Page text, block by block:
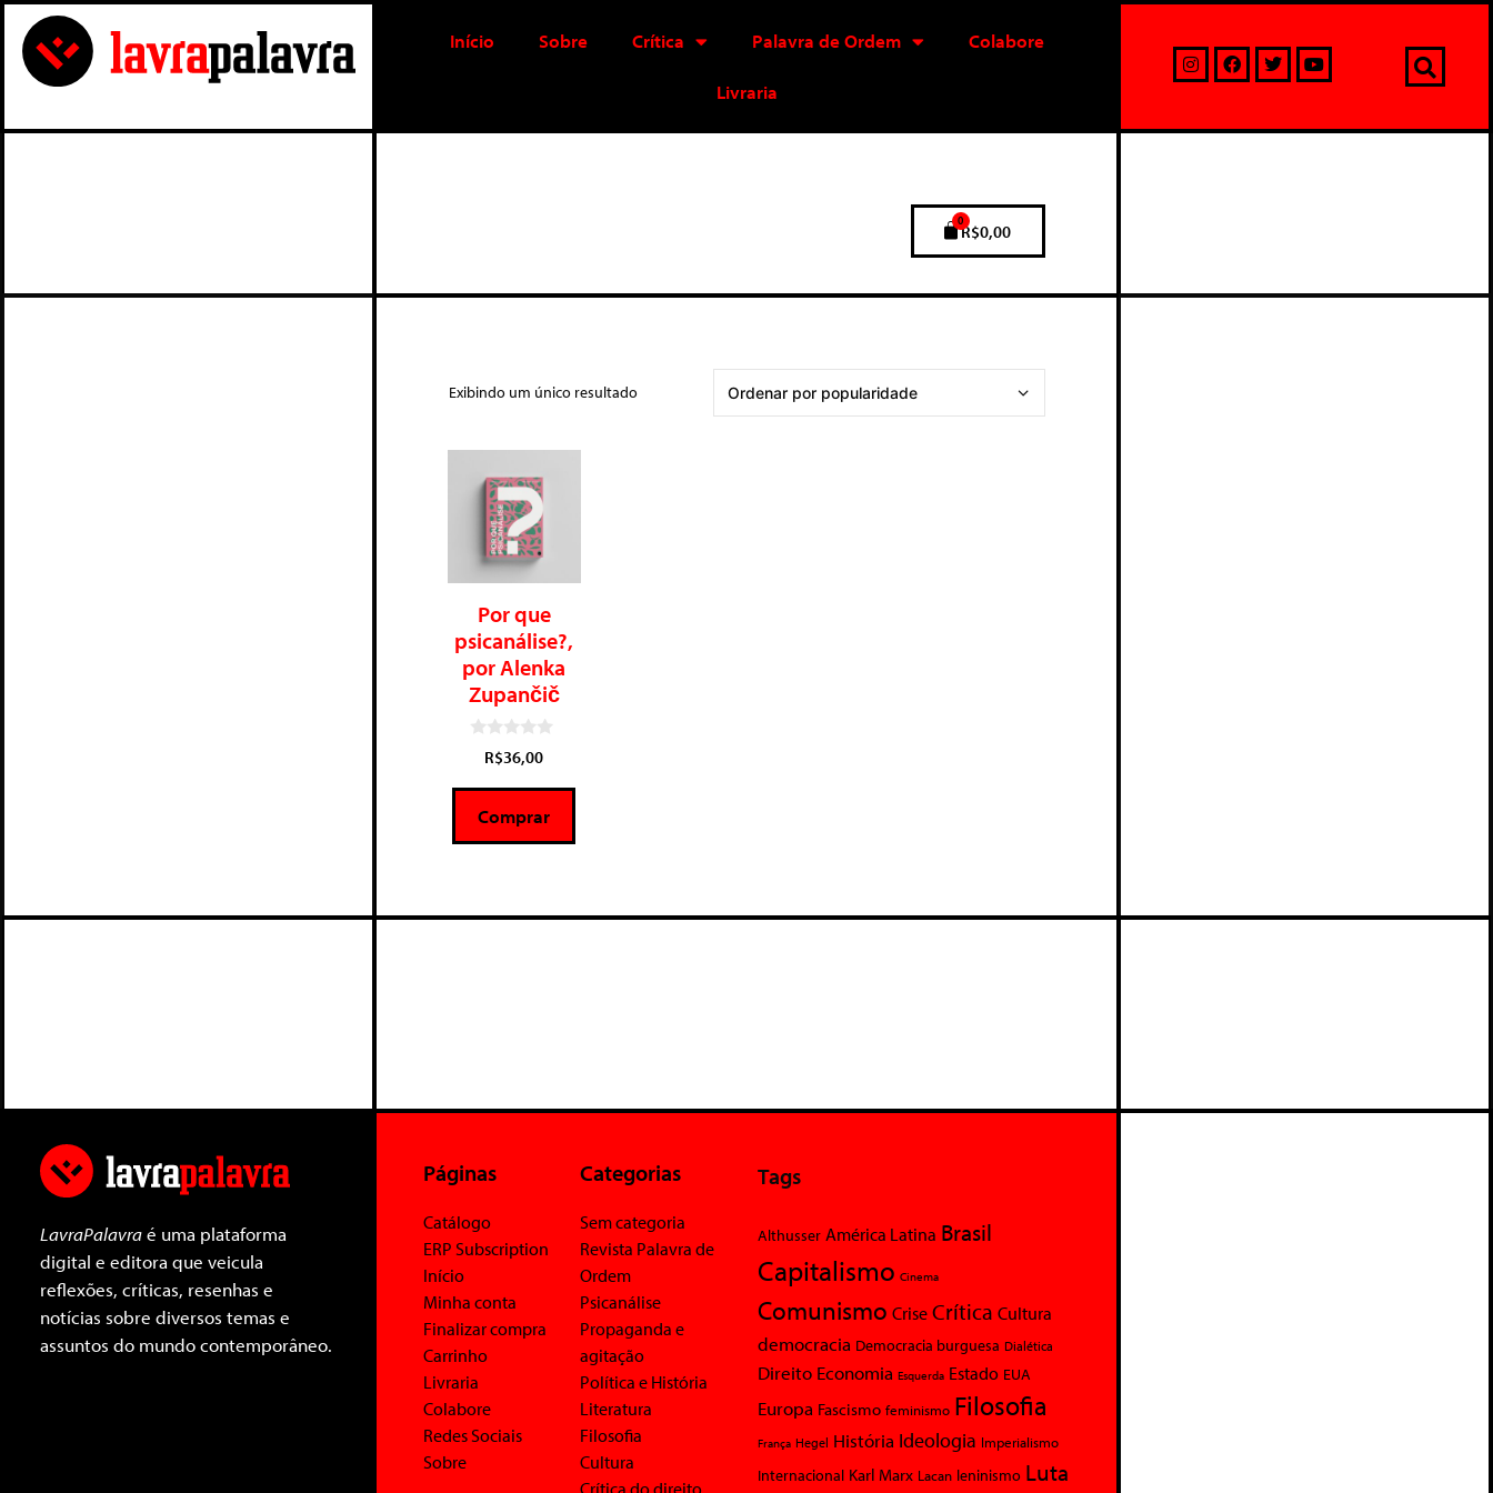
Início Sobre Crítica Palavra de Ordem Colabore
Livraria
R$0,00
0
Exibindo um único resultado
Por que
psicanálise?,
por Alenka
Zupančič
5
R$36,00
Comprar
LavraPalavraé uma plataforma
digital e editora que veicula
reflexões, críticas, resenhas e
notícias sobre diversos temas e
assuntos do mundo contemporâneo.
Páginas
Catálogo
ERP Subscription
Início
Minha conta
Finalizar compra
Carrinho
Livraria
Colabore
Redes Sociais
Sobre
Categorias
Sem categoria
Revista Palavra de
Ordem
Psicanálise
Propaganda e
agitação
Política e História
Literatura
Filosofia
Cultura
Tags
Althusser América Latina Brasil
Capitalismo Cinema
Comunismo Crise Crítica Cultura
democracia Democracia burguesa Dialética
Direito Economia Esquerda Estado EUA
Europa Fascismo feminismo Filosofia
França Hegel História Ideologia Imperialismo
Internacional Karl Marx Lacan leninismo Luta